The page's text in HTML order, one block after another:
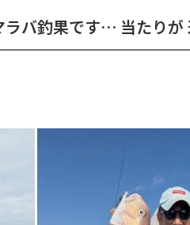
バ釣果です… 当たりが